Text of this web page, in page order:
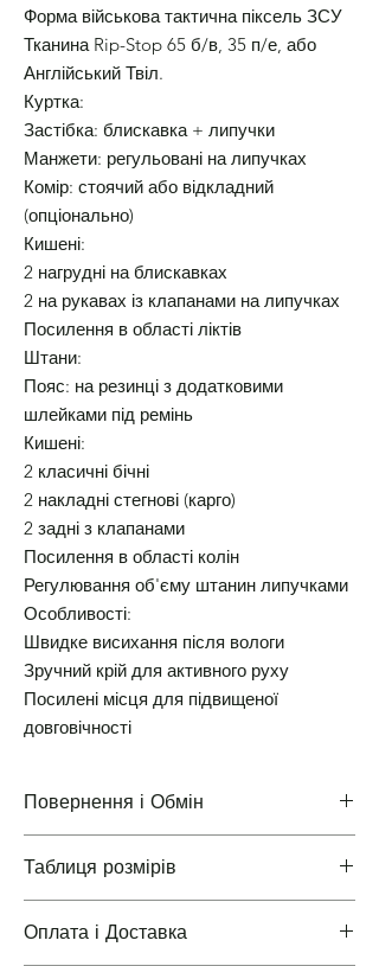
Форма військова тактична піксель ЗСУ
Тканина Rip-Stop 65 б/в, 35 п/е, або
Англійський Твіл.
Куртка:
Застібка: блискавка + липучки
Манжети: регульовані на липучках
Комір: стоячий або відкладний
(опціонально)
Кишені:
2 нагрудні на блискавках
2 на рукавах із клапанами на липучках
Посилення в області ліктів
Штани:
Пояс: на резинці з додатковими
шлейками під ремінь
Кишені:
2 класичні бічні
2 накладні стегнові (карго)
2 задні з клапанами
Посилення в області колін
Регулювання об'єму штанин липучками
Особливості:
Швидке висихання після вологи
Зручний крій для активного руху
Посилені місця для підвищеної
довговічності
Повернення і Обмін
Повернення і Обмін
Таблиця розмірів
Таблиці розмірів одягу
Оплата і Доставка